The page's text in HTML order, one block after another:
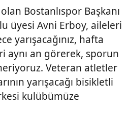
Bostanlıspor Başkanı
üyesi Avni Erboy, aileleri
yarışacağınız, hafta
aynı an görerek, sporun
Veteran atletler
yarışacağı bisikletli
kulübümüze